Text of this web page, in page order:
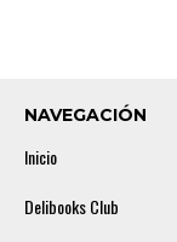
NAVEGACIÓN
Inicio
Delibooks Club